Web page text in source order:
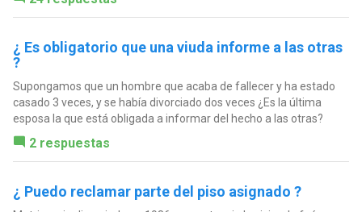
¿ Es obligatorio que una viuda informe a las otras
?
Supongamos que un hombre que acaba de fallecer y ha estado
casado 3 veces, y se había divorciado dos veces ¿Es la última
esposa la que está obligada a informar del hecho a las otras?
2 respuestas
¿ Puedo reclamar parte del piso asignado ?